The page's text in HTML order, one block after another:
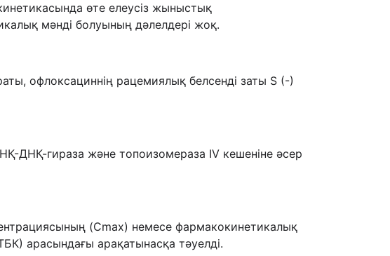
өте елеусіз жыныстық
мәнді болуының дәлелдері жоқ.
офлоксациннің рацемиялық белсенді заты S (-)
ДНҚ-гираза және топоизомераза IV кешеніне әсер
(Cmax) немесе фармакокинетикалық
арасындағы арақатынасқа тәуелді.